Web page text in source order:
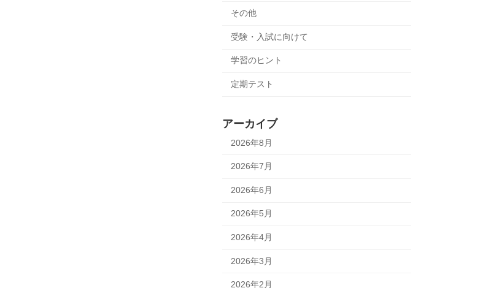
その他
受験・入試に向けて
学習のヒント
定期テスト
アーカイブ
2026年8月
2026年7月
2026年6月
2026年5月
2026年4月
2026年3月
2026年2月